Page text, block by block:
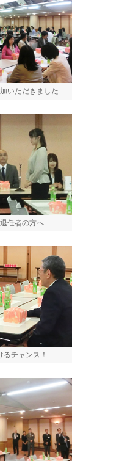
いただきました
任者の方へ
チャンス！